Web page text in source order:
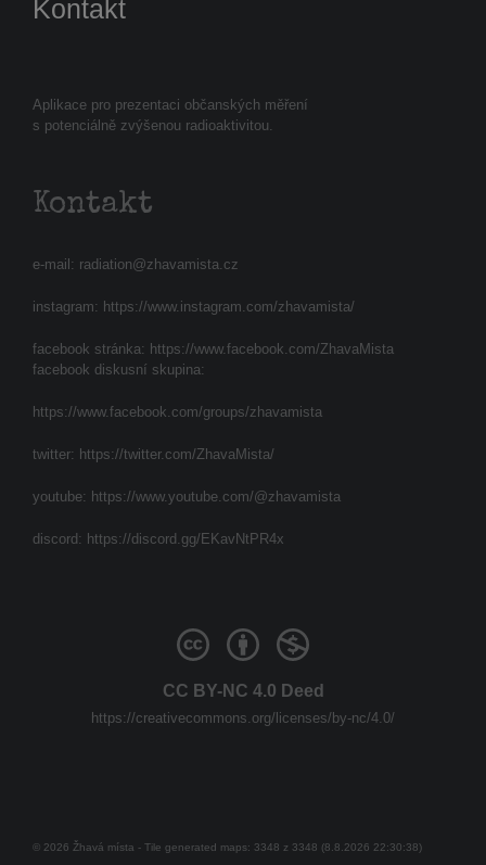
Aplikace pro prezentaci občanských měření
s potenciálně zvýšenou radioaktivitou.
Kontakt
e-mail: radiation@zhavamista.cz
instagram: https://www.instagram.com/zhavamista/
facebook stránka: https://www.facebook.com/ZhavaMista
facebook diskusní skupina:
https://www.facebook.com/groups/zhavamista
twitter: https://twitter.com/ZhavaMista/
youtube: https://www.youtube.com/@zhavamista
discord: https://discord.gg/EKavNtPR4x
Kontakt
CC BY-NC 4.0 Deed
https://creativecommons.org/licenses/by-nc/4.0/
© 2026 Žhavá místa - Tile generated maps: 3348 z 3348 (8.8.2026 22:30:38)